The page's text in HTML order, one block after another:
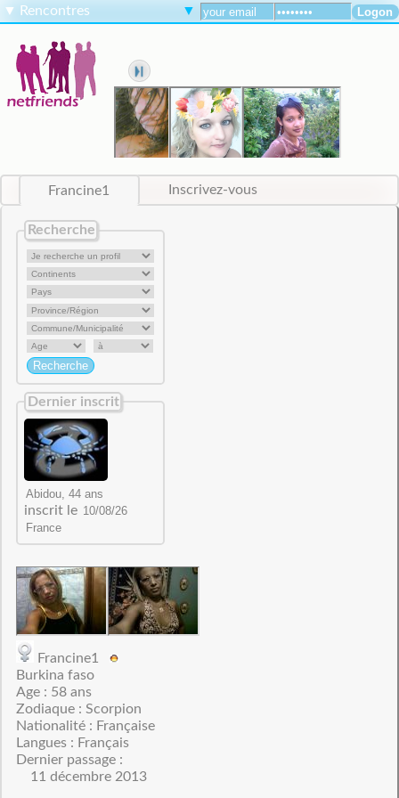
▼ Rencontres ▼
Francine1 Inscrivez-vous
Recherche
Dernier inscrit
inscrit le
Francine1
Burkina faso
Age : 58 ans
Zodiaque : Scorpion
Nationalité : Française
Langues : Français
Dernier passage :
11 décembre 2013